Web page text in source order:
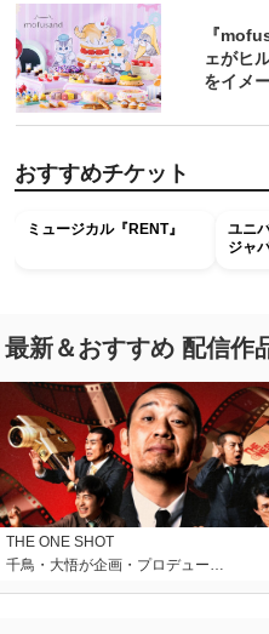
『
ェがヒ
をイメ
おすすめチケット
ミュージカル『RENT』
ユニ
ジャ
最新＆おすすめ 配信作
THE ONE SHOT
千鳥・大悟が企画・プロデュー…